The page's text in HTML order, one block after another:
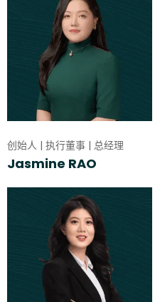
创始人 | 执行董事 | 总经理
Jasmine RAO